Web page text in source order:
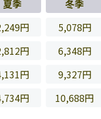
夏季 冬季
円 5,078円
円 6,348円
円 9,327円
円 10,688円